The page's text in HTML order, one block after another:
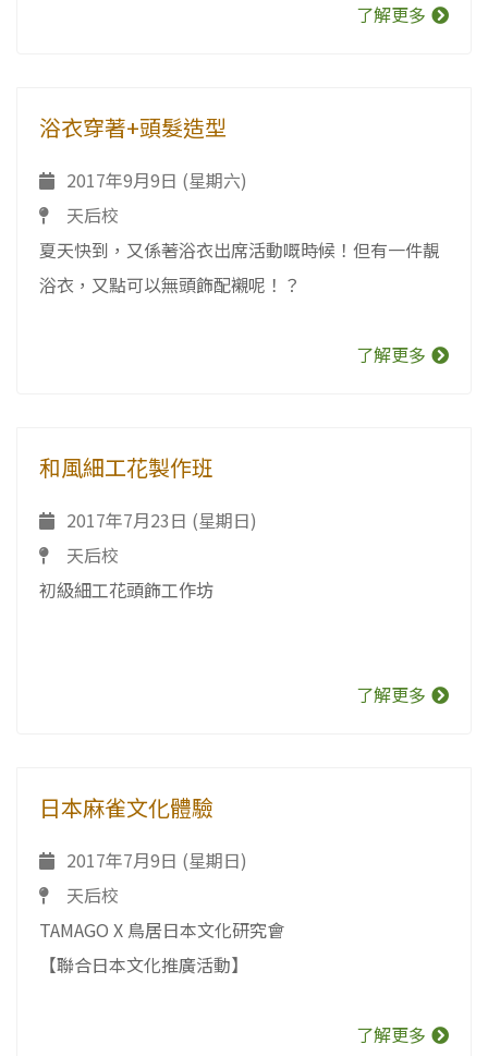
了解更多
浴衣穿著+頭髮造型
2017年9月9日 (星期六)
天后校
夏天快到，又係著浴衣出席活動嘅時候！但有一件靚
浴衣，又點可以無頭飾配襯呢！？
了解更多
和風細工花製作班
2017年7月23日 (星期日)
天后校
初級細工花頭飾工作坊
了解更多
日本麻雀文化體驗
2017年7月9日 (星期日)
天后校
TAMAGO X 鳥居日本文化研究會
【聯合日本文化推廣活動】
了解更多